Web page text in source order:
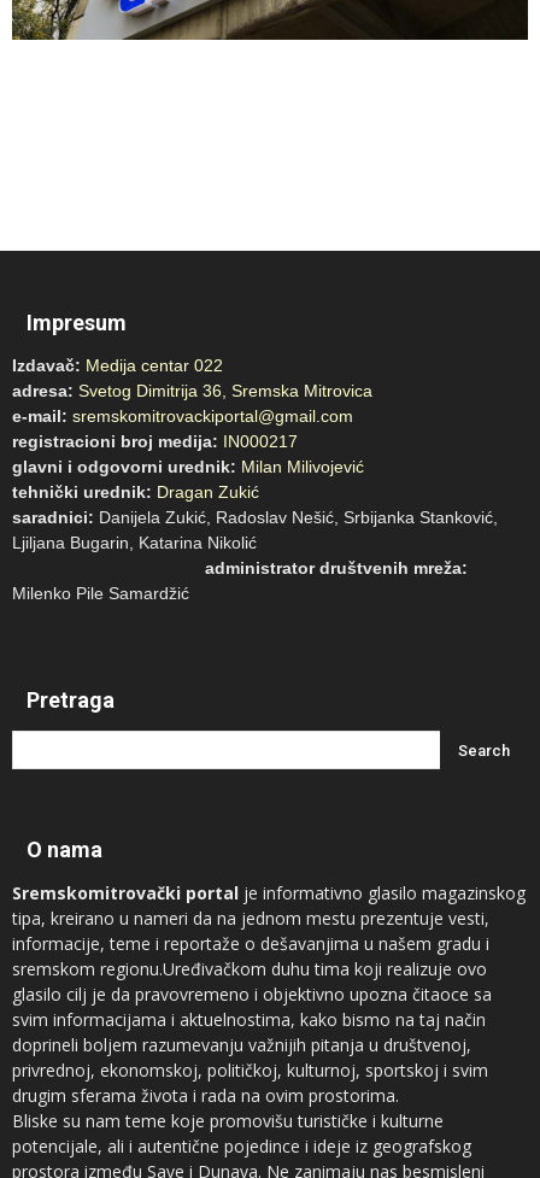
Impresum
Izdavač: Medija centar 022
adresa: Svetog Dimitrija 36, Sremska Mitrovica
e-mail: sremskomitrovackiportal@gmail.com
registracioni broj medija: IN000217
glavni i odgovorni urednik: Milan Milivojević
tehnički urednik: Dragan Zukić
saradnici: Danijela Zukić, Radoslav Nešić, Srbijanka Stanković,
Ljiljana Bugarin, Katarina Nikolić
administrator društvenih mreža:
Milenko Pile Samardžić
Pretraga
O nama
Sremskomitrovački portal je informativno glasilo magazinskog
tipa, kreirano u nameri da na jednom mestu prezentuje vesti,
informacije, teme i reportaže o dešavanjima u našem gradu i
sremskom regionu.Uređivačkom duhu tima koji realizuje ovo
glasilo cilj je da pravovremeno i objektivno upozna čitaoce sa
svim informacijama i aktuelnostima, kako bismo na taj način
doprineli boljem razumevanju važnijih pitanja u društvenoj,
privrednoj, ekonomskoj, političkoj, kulturnoj, sportskoj i svim
drugim sferama života i rada na ovim prostorima.
Bliske su nam teme koje promovišu turističke i kulturne
potencijale, ali i autentične pojedince i ideje iz geografskog
prostora između Save i Dunava. Ne zanimaju nas besmisleni